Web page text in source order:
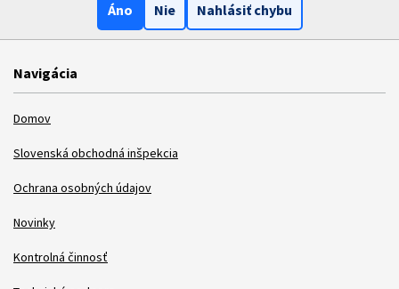
Áno
Nie Nahlásiť chybu
Navigácia
Domov
Slovenská obchodná inšpekcia
Ochrana osobných údajov
Novinky
Kontrolná činnosť